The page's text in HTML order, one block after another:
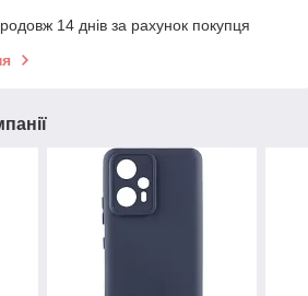
14 днів за рахунок покупця